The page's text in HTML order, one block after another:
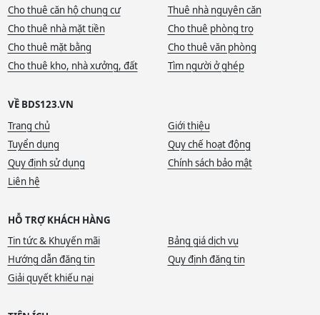
Cho thuê căn hộ chung cư
Thuê nhà nguyên căn
Cho thuê nhà mặt tiền
Cho thuê phòng trọ
Cho thuê mặt bằng
Cho thuê văn phòng
Cho thuê kho, nhà xưởng, đất
Tìm người ở ghép
VỀ BDS123.VN
Trang chủ
Giới thiệu
Tuyển dụng
Quy chế hoạt động
Quy định sử dụng
Chính sách bảo mật
Liên hệ
HỖ TRỢ KHÁCH HÀNG
Tin tức & Khuyến mãi
Bảng giá dịch vụ
Hướng dẫn đăng tin
Quy định đăng tin
Giải quyết khiếu nại